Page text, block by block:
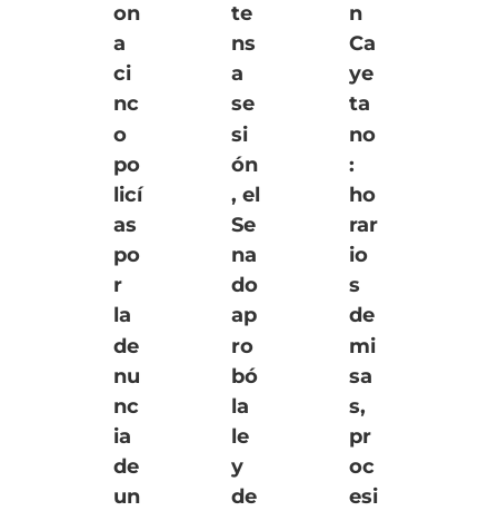
on
a
ci
nc
o
po
licí
as
po
r
la
de
nu
nc
ia
de
un
te
ns
a
se
si
ón
, el
Se
na
do
ap
ro
bó
la
le
y
de
n
Ca
ye
ta
no
:
ho
rar
io
s
de
mi
sa
s,
pr
oc
esi